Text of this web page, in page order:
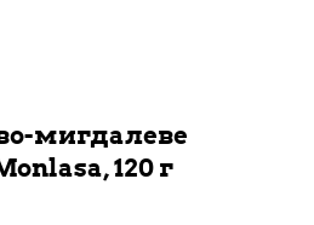
мигдалеве
120 г